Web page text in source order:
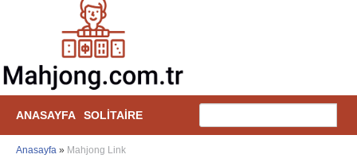
ANASAYFA SOLITAIRE
Anasayfa » Mahjong Link